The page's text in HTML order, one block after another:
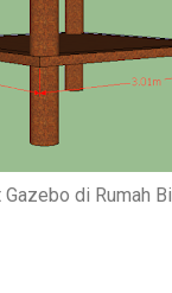
di Rumah